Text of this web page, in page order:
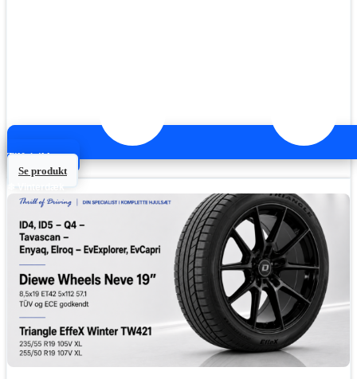
Tilføj til kurv
Se produkt
❄ Vinterdæk